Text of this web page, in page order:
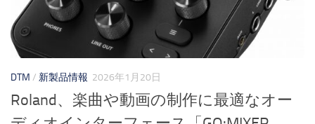
DTM / 新製品情報 2026年1月20日
Roland、楽曲や動画の制作に最適なオー